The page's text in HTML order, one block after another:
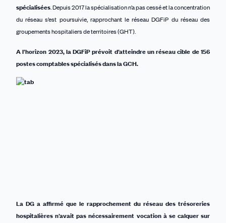
spécialisées. Depuis 2017 la spécialisation n’a pas cessé et la concentration
du réseau s’est poursuivie, rapprochant le réseau DGFiP du réseau des
groupements hospitaliers de territoires (GHT).
A l’horizon 2023, la DGFiP prévoit d’atteindre un réseaucible de 156
postes comptables spécialisés dans la GCH.
La DG a affirmé que le rapprochement du réseau des trésoreries
hospitalières n’avait pas nécessairement vocation à se calquer sur